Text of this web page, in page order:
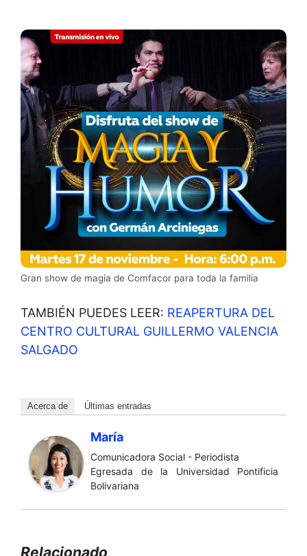
Gran show de magia de Comfacor para toda la familia
TAMBIÉN PUEDES LEER: REAPERTURA DEL
CENTRO CULTURAL GUILLERMO VALENCIA
SALGADO
Acerca de Últimas entradas
María
Comunicadora Social - Periodista
Egresada de la Universidad Pontificia
Bolivariana
Relacionado